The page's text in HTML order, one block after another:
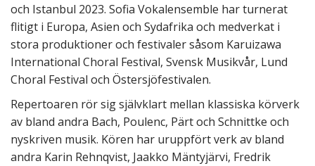
och Istanbul 2023. Sofia Vokalensemble har turnerat
flitigt i Europa, Asien och Sydafrika och medverkat i
stora produktioner och festivaler såsom Karuizawa
International Choral Festival, Svensk Musikvår, Lund
Choral Festival och Östersjöfestivalen.
Repertoaren rör sig självklart mellan klassiska körverk
av bland andra Bach, Poulenc, Pärt och Schnittke och
nyskriven musik. Kören har uruppfört verk av bland
andra Karin Rehnqvist, Jaakko Mäntyjärvi, Fredrik